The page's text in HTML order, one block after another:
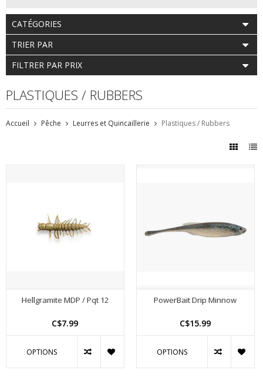
CATÉGORIES
TRIER PAR
FILTRER PAR PRIX
PLASTIQUES / RUBBERS
Accueil Pêche Leurres et Quincaillerie Plastiques / Rubbers
Hellgramite MDP / Pqt 12
C$7.99
OPTIONS
PowerBait Drip Minnow
C$15.99
OPTIONS